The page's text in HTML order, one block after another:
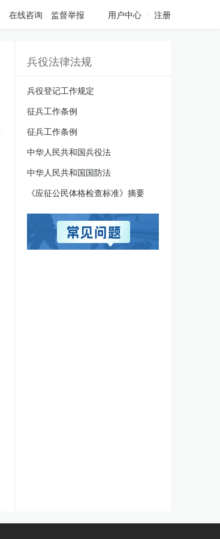
在线咨询 监督举报 用户中心 注册
兵役法律法规
兵役登记工作规定
征兵工作条例
征兵工作条例
中华人民共和国兵役法
中华人民共和国国防法
《应征公民体格检查标准》摘要